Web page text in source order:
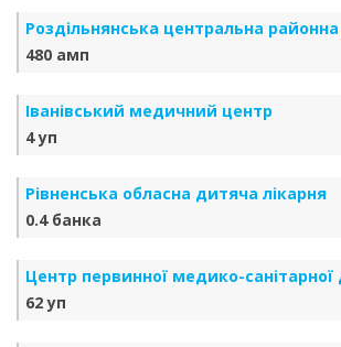
Роздільнянська центральна районна
480 амп
Іванівський медичний центр
4 уп
Рівненська обласна дитяча лікарня
0.4 банка
Центр первинної медико-
62 уп